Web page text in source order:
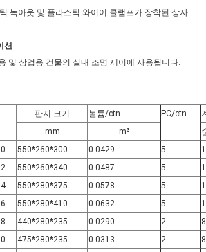
녹아웃 및 플라스틱 와이어 클램프가 장착된 상자.
션
및 상업용 건물의 실내 조명 제어에 사용됩니다.
판지 크기 볼륨/ctn PC/ctn
mm
m³
550*260*300 0.0429 5
550*260*340 0.0487 5
550*280*375 0.0578 5
550*280*410 0.0632 5
440*280*235 0.0290 2 8
475*280*235 0.0313 2